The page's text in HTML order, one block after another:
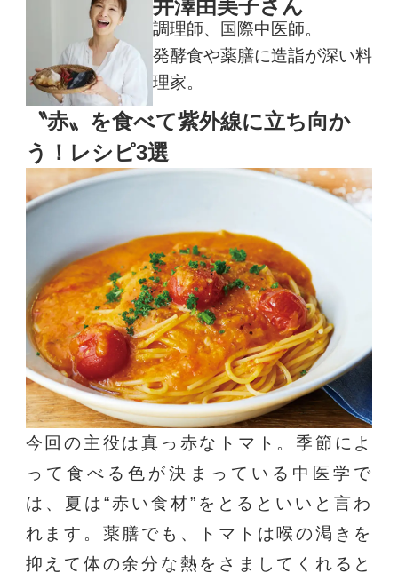
井澤由美子さん
調理師、国際中医師。
発酵食や薬膳に造詣が深い料
理家。
〝赤〟を食べて紫外線に立ち向か
う！レシピ3選
今回の主役は真っ赤なトマト。季節によ
って食べる色が決まっている中医学で
は、夏は“赤い食材”をとるといいと言わ
れます。薬膳でも、トマトは喉の渇きを
抑えて体の余分な熱をさましてくれると